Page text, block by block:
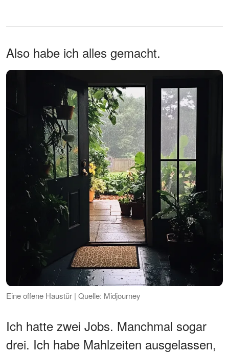
Also habe ich alles gemacht.
Eine offene Haustür | Quelle: Midjourney
Ich hatte zwei Jobs. Manchmal sogar
drei. Ich habe Mahlzeiten ausgelassen,